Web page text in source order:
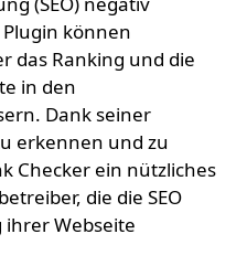
können
das Ranking und die
in den
Dank seiner
erkennen und zu
Checker ein nützliches
die die SEO
Webseite